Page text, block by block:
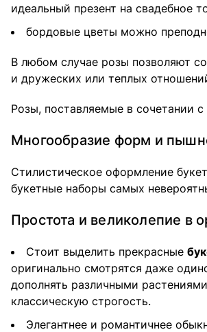
идеальный презент на свадебное
бордовые цветы можно
В любом случае розы позволяют
и дружеских или теплых
Розы, поставляемые в сочетании
Многообразие форм и
Стилистическое оформление
букетные наборы самых
Простота и великолепие в
Стоит выделить прекрасные
оригинально смотрятся даже
дополнять различными
классическую строгость.
Элегантнее и романтичнее